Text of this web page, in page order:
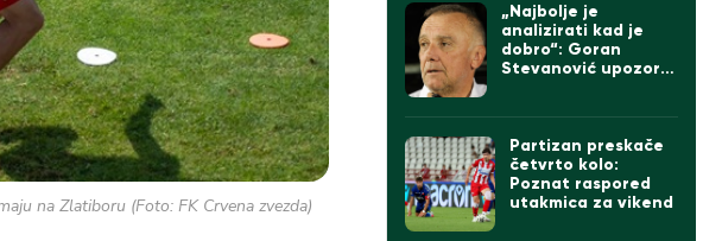
na Zlatiboru (Foto: FK Crvena zvezda)
„Najbolje je
analizirati kad je
dobro“: Goran
Stevanović upozorio
Partizan preskače
četvrto kolo:
Poznat raspored
utakmica za vikend